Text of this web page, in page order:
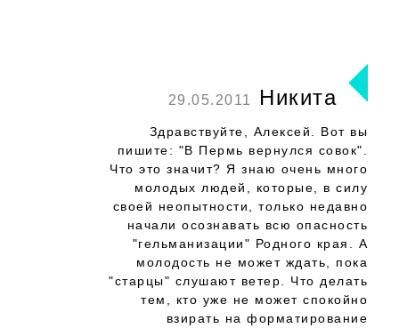
29.05.2011 Никита
Здравствуйте, Алексей. Вот вы
пишите: "В Пермь вернулся совок".
Что это значит? Я знаю очень много
молодых людей, которые, в силу
своей неопытности, только недавно
начали осознавать всю опасность
"гельманизации" Родного края. А
молодость не может ждать, пока
"старцы" слушают ветер. Что делать
тем, кто уже не может спокойно
взирать на форматирование